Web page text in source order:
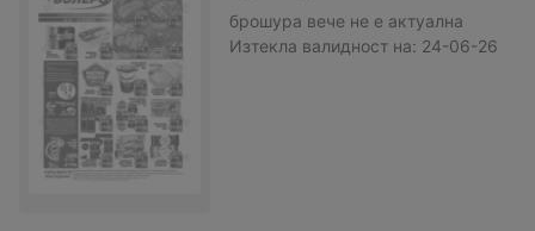
брошура вече не е актуална
Изтекла валидност на: 24-06-26